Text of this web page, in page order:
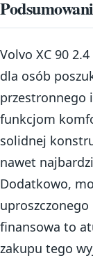
Volvo XC 90
dla osób
przestronnego
funkcjom
solidnej
nawet
Dodatkowo,
finansowa to
zakupu tego